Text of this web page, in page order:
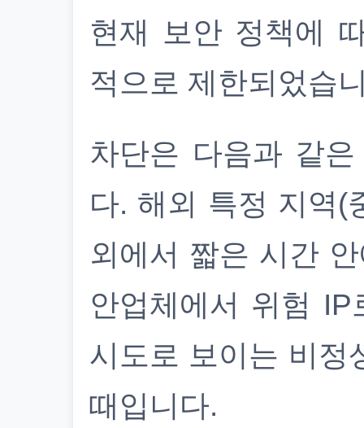
현재 보안 정책에
적으로 제한되었습
차단은 다음과 같
다. 해외 특정 지역(
외에서 짧은 시간
안업체에서 위험
시도로 보이는 비정
때입니다.